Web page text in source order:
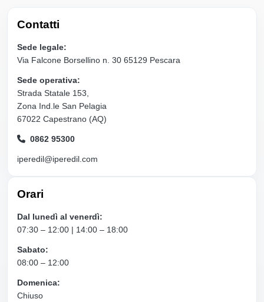
Contatti
Sede legale:
Via Falcone Borsellino n. 30 65129 Pescara
Sede operativa:
Strada Statale 153,
Zona Ind.le San Pelagia
67022 Capestrano (AQ)
0862 95300
iperedil@iperedil.com
Orari
Dal lunedì al venerdì:
07:30 – 12:00 | 14:00 – 18:00
Sabato:
08:00 – 12:00
Domenica:
Chiuso